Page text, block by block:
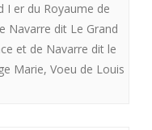
I er du Royaume de
Navarre dit Le Grand
et de Navarre dit le
Marie, Voeu de Louis